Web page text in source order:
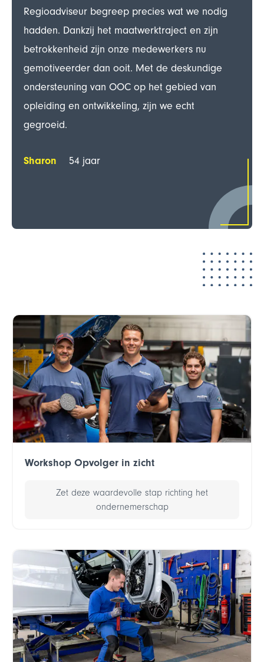
Regioadviseur begreep precies wat we nodig
hadden. Dankzij het maatwerktraject en zijn
betrokkenheid zijn onze medewerkers nu
gemotiveerder dan ooit. Met de deskundige
ondersteuning van OOC op het gebied van
opleiding en ontwikkeling, zijn we echt
gegroeid.
Sharon 54 jaar
Workshop Opvolger in zicht
Zet deze waardevolle stap richting het
ondernemerschap